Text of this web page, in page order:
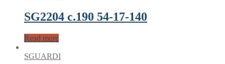
SG2204 c.190 54-17-140
Read more
SGUARDI